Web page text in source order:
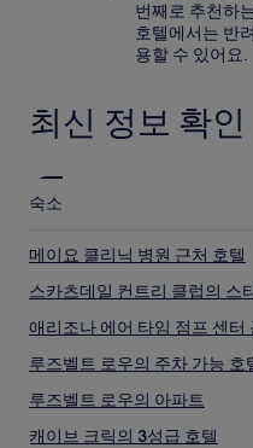
번째로 추천하
호텔에서는 반
용할 수 있어요.
최신 정보 확인
숙소
메이요 클리닉 병원 근처 호텔
스카츠데일 컨트리 클럽의 스
애리조나 에어 타임 점프 센터
루즈벨트 로우의 주차 가능 호
루즈벨트 로우의 아파트
캐이브 크릭의 3성급 호텔